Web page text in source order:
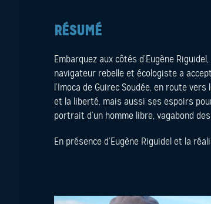
RÉSUMÉ
Embarquez aux côtés d’Eugène
navigateur rebelle et écologiste a
l’Imoca de Guirec Soudée, en route
et la liberté, mais aussi ses espoirs
portrait d’un homme libre, vagabond
En présence d’Eugène Riguidel et la